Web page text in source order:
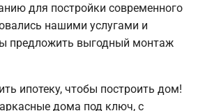
для постройки современного
нашими услугами и
предложить выгодный монтаж
ипотеку, чтобы построить дом!
дома под ключ, с